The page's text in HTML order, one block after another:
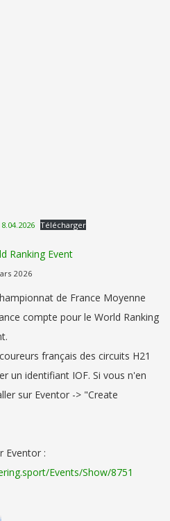
Télécharger
Ranking Event
2026
de France Moyenne
compte pour le World Ranking
français des circuits H21
un identifiant IOF. Si vous n'en
sur Eventor -> "Create
Eventor :
Events/Show/8751